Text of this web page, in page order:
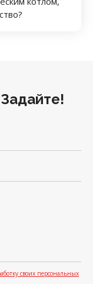
своих персональных